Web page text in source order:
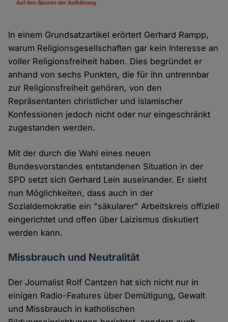
In einem Grundsatzartikel erörtert Gerhard Rampp,
warum Religionsgesellschaften gar kein Interesse an
voller Religionsfreiheit haben. Dies begründet er
anhand von sechs Punkten, die für ihn untrennbar
zur Religionsfreiheit gehören, von den
Repräsentanten christlicher und islamischer
Konfessionen jedoch nicht oder nur eingeschränkt
zugestanden werden.
Mit der durch die Wahl eines neuen
Bundesvorstandes entstandenen Situation in der
SPD setzt sich Gerhard Lein auseinander. Er sieht
nun Möglichkeiten, dass auch in der
Sozialdemokratie ein "säkularer" Arbeitskreis offiziell
eingerichtet und offen über Laizismus diskutiert
werden kann.
Missbrauch und Neutralität
Der Journalist Rolf Cantzen hat sich nicht nur in
einigen Radio-Features über Demütigung, Gewalt
und Missbrauch in katholischen